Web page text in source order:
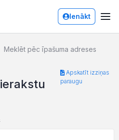
Ienākt
Meklēt pēc īpašuma adreses
Apskatīt izziņas
paraugu